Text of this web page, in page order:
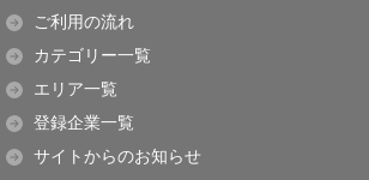
ご利用の流れ
カテゴリー一覧
エリア一覧
登録企業一覧
サイトからのお知らせ